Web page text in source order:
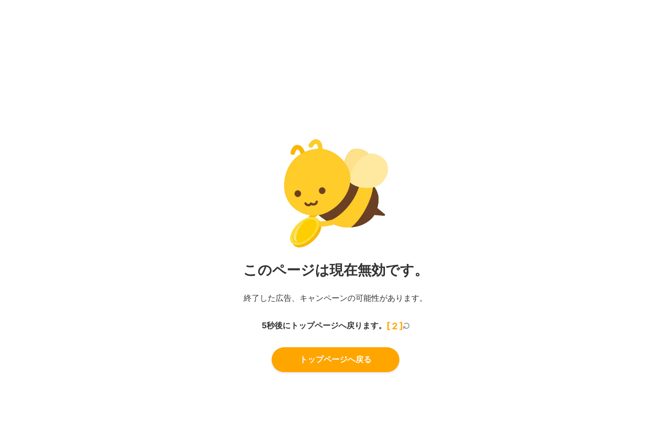
このページは現在無効です。
終了した広告、キャンペーンの可能性があります。
5秒後にトップページへ戻ります。 [ 2]
トップページへ戻る